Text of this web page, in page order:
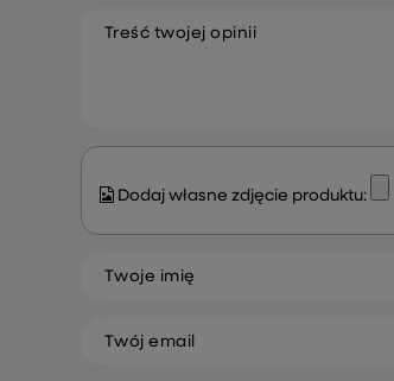
Treść twojej opinii
Dodaj własne zdjęcie produktu:
Twoje imię
Twój email